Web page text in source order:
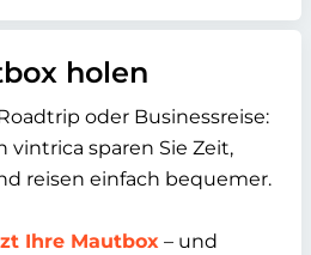
holen
oder Businessreise:
vintrica sparen Sie Zeit,
reisen einfach bequemer.
Ihre Mautbox – und